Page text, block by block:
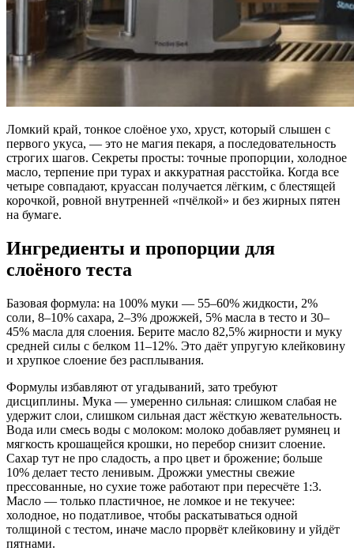
Ломкий край, тонкое слоёное ухо, хруст, который слышен с
первого укуса, — это не магия пекаря, а последовательность
строгих шагов. Секреты просты: точные пропорции, холодное
масло, терпение при турах и аккуратная расстойка. Когда все
четыре совпадают, круассан получается лёгким, с блестящей
корочкой, ровной внутренней «пчёлкой» и без жирных пятен
на бумаге.
Ингредиенты и пропорции для
слоёного теста
Базовая формула: на 100% муки — 55–60% жидкости, 2%
соли, 8–10% сахара, 2–3% дрожжей, 5% масла в тесто и 30–
45% масла для слоения. Берите масло 82,5% жирности и муку
средней силы с белком 11–12%. Это даёт упругую клейковину
и хрупкое слоение без расплывания.
Формулы избавляют от угадываний, зато требуют
дисциплины. Мука — умеренно сильная: слишком слабая не
удержит слои, слишком сильная даст жёсткую жевательность.
Вода или смесь воды с молоком: молоко добавляет румянец и
мягкость крошащейся крошки, но перебор снизит слоение.
Сахар тут не про сладость, а про цвет и брожение; больше
10% делает тесто ленивым. Дрожжи уместны свежие
прессованные, но сухие тоже работают при пересчёте 1:3.
Масло — только пластичное, не ломкое и не текучее:
холодное, но податливое, чтобы раскатываться одной
толщиной с тестом, иначе масло прорвёт клейковину и уйдёт
пятнами.